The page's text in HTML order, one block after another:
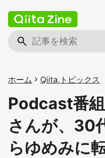
search
ホーム chevron_right Qiita, トピックス
Podcast番
さんが、30
らゆめみに